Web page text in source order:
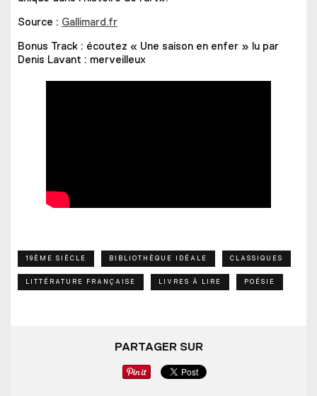
Source : Gallimard.fr
Bonus Track : écoutez « Une saison en enfer » lu par
Denis Lavant : merveilleux
19ÈME SIÈCLE BIBLIOTHÈQUE IDÉALE CLASSIQUES
LITTÉRATURE FRANÇAISE LIVRES À LIRE POÉSIE
PARTAGER SUR